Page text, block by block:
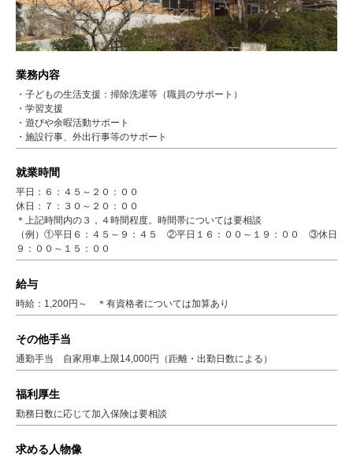
業務内容
・子どもの生活支援：掃除洗濯等（職員のサポート）
・学習支援
・遊びや余暇活動サポート
・施設行事、外出行事等のサポート
就業時間
平日：６：４５～２０：００
休日：７：３０～２０：００
＊上記時間内の３，４時間程度。時間帯については要相談
（例）①平日６：４５～９：４５ ②平日１６：００～１９：００ ③休日
９：００～１５：００
給与
時給：1,200円～ ＊有資格者については加算あり
その他手当
通勤手当 自家用車上限14,000円（距離・出勤日数による）
福利厚生
勤務日数に応じて加入保険は要相談
求める人物像